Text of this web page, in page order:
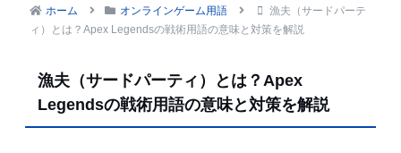
ホーム オンラインゲーム用語
漁夫（サードパーテ
ィ）とは？Apex Legendsの戦術用語の意味と対策を解説
漁夫（サードパーティ）とは？Apex
Legendsの戦術用語の意味と対策を解説